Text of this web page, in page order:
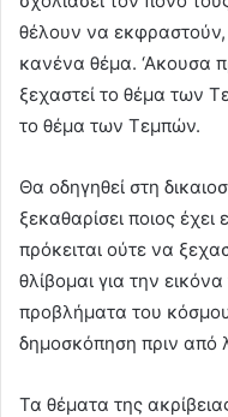
θέλουν να εκφραστούν,
κανένα θέμα. ‘Ακουσα
ξεχαστεί το θέμα των
το θέμα των Τεμπών.
Θα οδηγηθεί στη
ξεκαθαρίσει ποιος
πρόκειται ούτε να
θλίβομαι για την
προβλήματα του
δημοσκόπηση πριν από
Τα θέματα της